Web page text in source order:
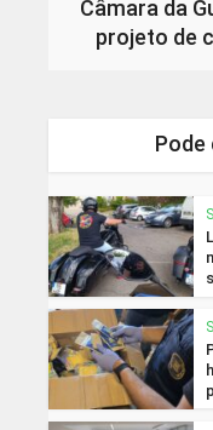
Câmara da
projeto de